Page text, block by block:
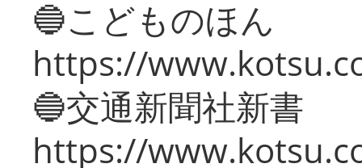
🔵こどものほん
https://
🔵交通新聞社新書
https://